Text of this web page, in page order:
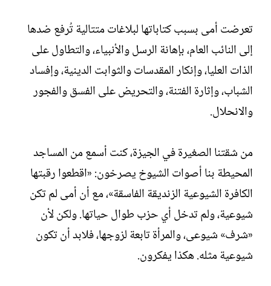
تعرضت أمى بسبب كتاباتها لبلاغات متتالية تُرفع ضدها
إلى النائب العام، بإهانة الرسل والأنبياء، والتطاول على
الذات العليا، وإنكار المقدسات والثوابت الدينية، وإفساد
الشباب، وإثارة الفتنة، والتحريض على الفسق والفجور
والانحلال.
من شقتنا الصغيرة في الجيزة، كنت أسمع من المساجد
المحيطة بنا أصوات الشيوخ يصرخون: «اقطعوا رقبتها
الكافرة الشيوعية الزنديقة الفاسقة»، مع أن أمى لم تكن
شيوعية، ولم تدخل أي حزب طوال حياتها. ولكن لأن
«شرف» شيوعى، والمرأة تابعة لزوجها، فلابد أن تكون
شيوعية مثله. هكذا يفكرون.